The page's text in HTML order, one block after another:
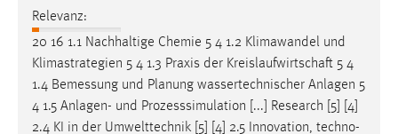
Relevanz:
20 16 1.1 Nachhaltige Chemie 5 4 1.2 Klimawandel und
Klimastrategien 5 4 1.3 Praxis der Kreislaufwirtschaft 5 4
1.4 Bemessung und Planung wassertechnischer Anlagen 5
4 1.5 Anlagen- und Prozesssimulation [...] Research [5] [4]
2.4 KI in der Umwelttechnik [5] [4] 2.5 Innovation, techno-